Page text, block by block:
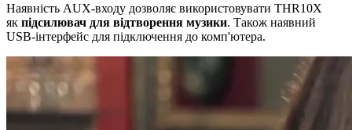
Наявність AUX-входу дозволяє використовувати THR10X
як підсилювач для відтворення музики. Також наявний
USB-інтерфейс для підключення до комп'ютера.